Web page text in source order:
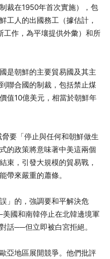
裁在1950年首次實施），包
工人的出國務工（據估計，
工作，為平壤提供外彙）和所
是朝鮮的主要貿易國及其主
聯合國的制裁，包括禁止煤
值10億美元，相當於朝鮮年
要「停止與任何和朝鮮做生
的政策將意味著中美這兩個
束，引發大規模的貿易戰，
帶來嚴重的蕭條。
」的，強調要和平解決危
國和南韓停止在北韓邊境軍
話──但立即被白宮拒絕。
亞地區展開競爭。他們批評